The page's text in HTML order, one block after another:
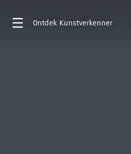
Ontdek Kunstverkenner